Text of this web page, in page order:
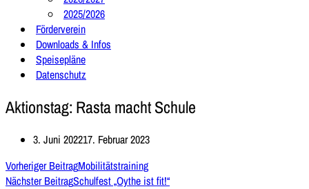
2025/2026
Förderverein
Downloads & Infos
Speisepläne
Datenschutz
Aktionstag: Rasta macht Schule
3. Juni 202217. Februar 2023
Vorheriger BeitragMobilitätstraining
Nächster BeitragSchulfest „Oythe ist fit!“